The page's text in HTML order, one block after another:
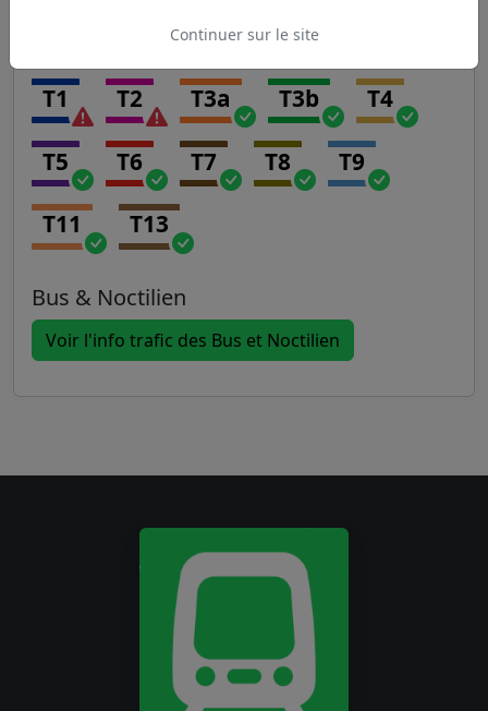
T1 T2 T3a T3b T4
T5 T6 T7 T8 T9
T11 T13
Bus & Noctilien
Voir l'info trafic des Bus et Noctilien
Continuer sur le site